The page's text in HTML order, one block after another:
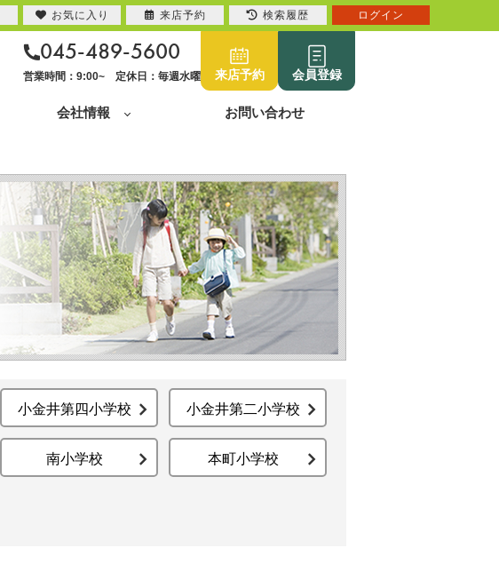
045-489-5600
営業時間：9:00~ 定休日：毎週水曜 来店予約 会員登録
会社情報 お問い合わせ
小金井第四小学校 小金井第二小学校
南小学校 本町小学校
お気に入り 来店予約 検索履歴 ログイン